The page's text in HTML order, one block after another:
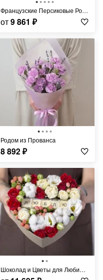
Французские Персиковые Розы
от9 861 ₽
Родом из Прованса
8 892₽
Шоколад и Цветы для Любимой